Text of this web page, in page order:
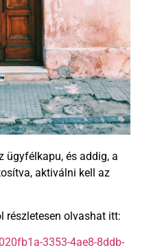
ügyfélkapu, és addig, a
aktiválni kell az
részletesen olvashat itt:
3353-4ae8-8ddb-